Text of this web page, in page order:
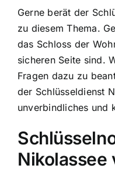
Gerne berät der
zu diesem Thema.
das Schloss der
sicheren Seite sind.
Fragen dazu zu
der Schlüsseldienst
unverbindliches und
Nikolassee